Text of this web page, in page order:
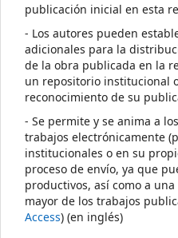
publicación inicial en esta
- Los autores pueden
adicionales para la
de la obra publicada en la
un repositorio institucional
reconocimiento de su
- Se permite y se anima a
trabajos electrónicamente
institucionales o en su
proceso de envío, ya que
productivos, así como a
mayor de los trabajos
Access) (en inglés)